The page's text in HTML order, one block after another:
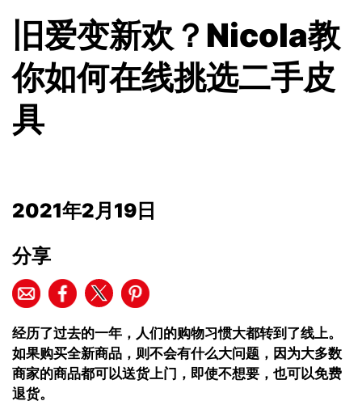
旧爱变新欢？Nicola教
你如何在线挑选二手皮
具
2021年2月19日
分享
经历了过去的一年，人们的购物习惯大都转到了线上。
如果购买全新商品，则不会有什么大问题，因为大多数
商家的商品都可以送货上门，即使不想要，也可以免费
退货。